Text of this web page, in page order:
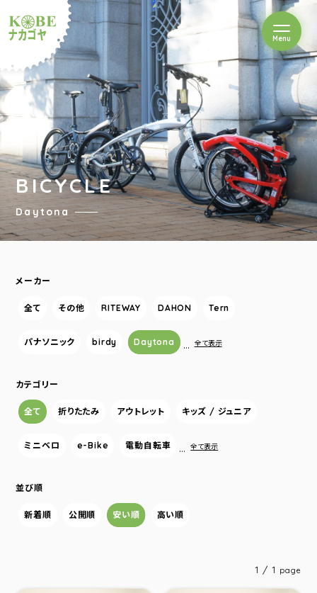
ルショップナカゴヤ
Menuを開閉
BICYCLE
Daytona
メーカー
全て その他 RITEWAY DAHON Tern
パナソニック birdy Daytona … 全て表示
カテゴリー
全て 折りたたみ アウトレット キッズ / ジュニア
ミニベロ e-Bike 電動自転車 … 全て表示
並び順
新着順 公開順 安い順 高い順
1 / 1 page